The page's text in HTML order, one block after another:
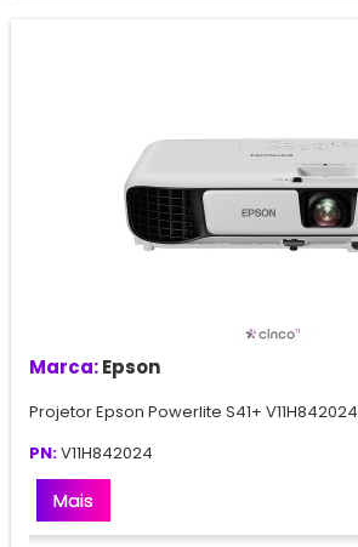
Marca:Epson
Projetor Epson Powerlite S41+ V11H842024
PN:V11H842024
Mais